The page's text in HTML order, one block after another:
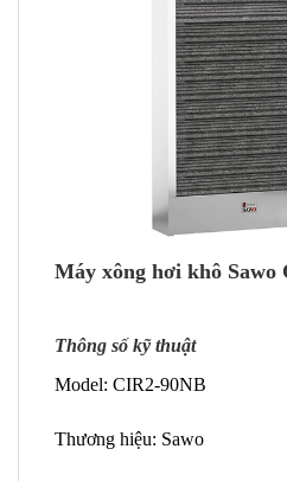
Máy xông hơi khô Sawo
Thông số kỹ thuật
Model: CIR2-90NB
Thương hiệu: Sawo